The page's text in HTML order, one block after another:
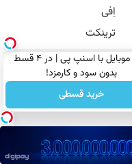
خرید موبایل با اسنپ پی | در ۴ قسط
بدون سود و کارمزد!
خرید قسطی
اِفی
ترینکت
وندی کوپر
فرانکی